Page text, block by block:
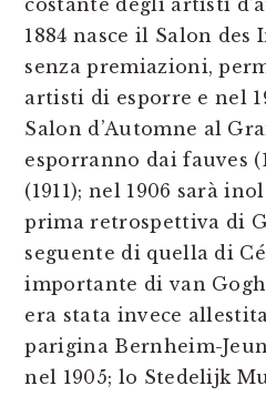
costante degli artisti
1884 nasce il Salon des
senza premiazioni,
artisti di esporre e nel
Salon d’Automne al
esporranno dai fauves
(1911); nel 1906 sarà
prima retrospettiva di
seguente di quella di
importante di van
era stata invece
parigina Bernheim-
nel 1905; lo Stedelijk